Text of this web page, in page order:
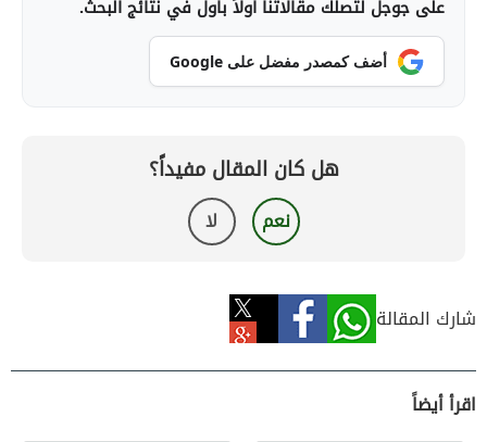
على جوجل لتصلك مقالاتنا أولاً بأول في نتائج البحث.
أضف كمصدر مفضل على Google
هل كان المقال مفيداً؟
نعم لا
شارك المقالة
اقرأ أيضاً